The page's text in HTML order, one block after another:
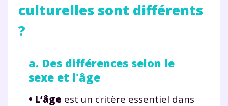
culturelles sont différents
?
a. Des différences selon le
sexe et l'âge
• L’âge est un critère essentiel dans